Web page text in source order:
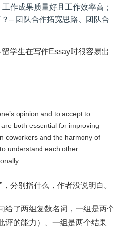
作成果质量好且工作效率高；
– 团队合作拓宽思路、团队合
学生在写作Essay时很容易出
opinion and to accept to
both essential for improving
coworkers and the harmony of
understand each other
分别指什么，作者没说明白。
给了两组复数名词，一组是两个
评的能力）、一组是两个结果